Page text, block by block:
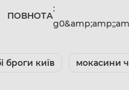
ПОВНОТА
:
броги київ мокасини